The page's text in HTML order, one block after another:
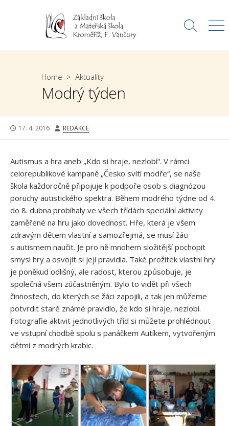
Search
Home > Aktuality
Modrý týden
PUBLISHED
17. 4. 2016 AUTHOR
REDAKCE
Autismus a hra aneb „Kdo si hraje, nezlobí“. V rámci
celorepublikové kampaně „Česko svítí modře“, se naše
škola každoročně připojuje k podpoře osob s diagnózou
poruchy autistického spektra. Během modrého týdne od 4.
do 8. dubna probíhaly ve všech třídách speciální aktivity
zaměřené na hru jako dovednost. Hře, která je všem
zdravým dětem vlastní a samozřejmá, se musí žáci
s autismem naučit. Je pro ně mnohem složitější pochopit
smysl hry a osvojit si její pravidla. Také prožitek vlastní hry
je poněkud odlišný, ale radost, kterou způsobuje, je
společná všem zúčastněným. Bylo to vidět při všech
činnostech, do kterých se žáci zapojili, a tak jen můžeme
potvrdit staré známé pravidlo, že kdo si hraje, nezlobí.
Fotografie aktivit jednotlivých tříd si můžete prohlédnout
ve vstupní chodbě spolu s panáčkem Autíkem, vytvořeným
dětmi z modrých krabic.